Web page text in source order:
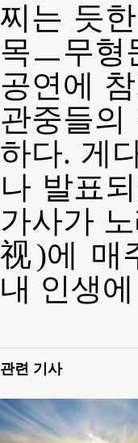
찌는 듯
목ㅡ무
공연에
관중들의
하다. 게
나 발표
가사가
视)에 매
내 인생
관련 기사